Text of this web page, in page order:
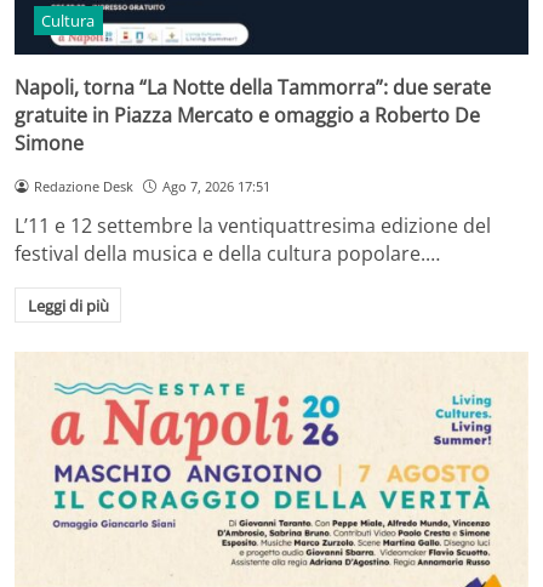
Cultura
Napoli, torna “La Notte della Tammorra”: due serate
gratuite in Piazza Mercato e omaggio a Roberto De
Simone
Redazione Desk Ago 7, 2026 17:51
L’11 e 12 settembre la ventiquattresima edizione del
festival della musica e della cultura popolare.…
Leggi di più